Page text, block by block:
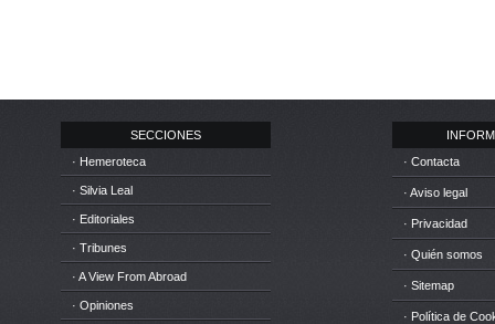
SECCIONES
· Hemeroteca
· Silvia Leal
· Editoriales
· Tribunes
· A View From Abroad
· Opiniones
· Contacta
· Aviso legal
· Privacidad
· Quién somos
· Sitemap
· Política de